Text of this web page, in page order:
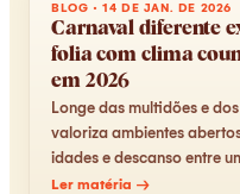
BLOG ·14 DE JAN. DE 2026
Carnaval diferente
folia com clima
em 2026
Longe das multidões e
valoriza ambientes
idades e descanso entre
viver essa folia diferente
Ler matéria →